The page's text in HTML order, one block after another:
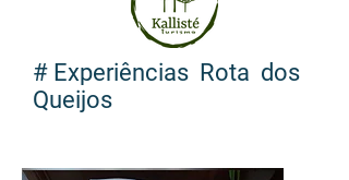
# Experiências Rota dos
Queijos